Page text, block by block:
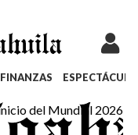
FINANZAS